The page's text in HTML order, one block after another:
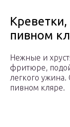
пивном
Нежные и
фритюре,
легкого
пивном кляре.